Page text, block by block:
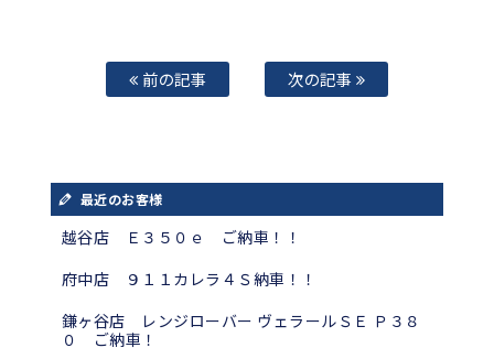
前の記事 次の記事
最近のお客様
越谷店 Ｅ３５０ｅ ご納車！！
府中店 ９１１カレラ４Ｓ納車！！
鎌ヶ谷店 レンジローバー ヴェラールＳＥ Ｐ３８
０ ご納車！